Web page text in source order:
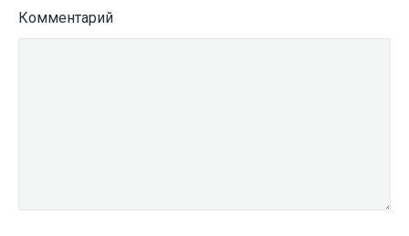
Комментарий